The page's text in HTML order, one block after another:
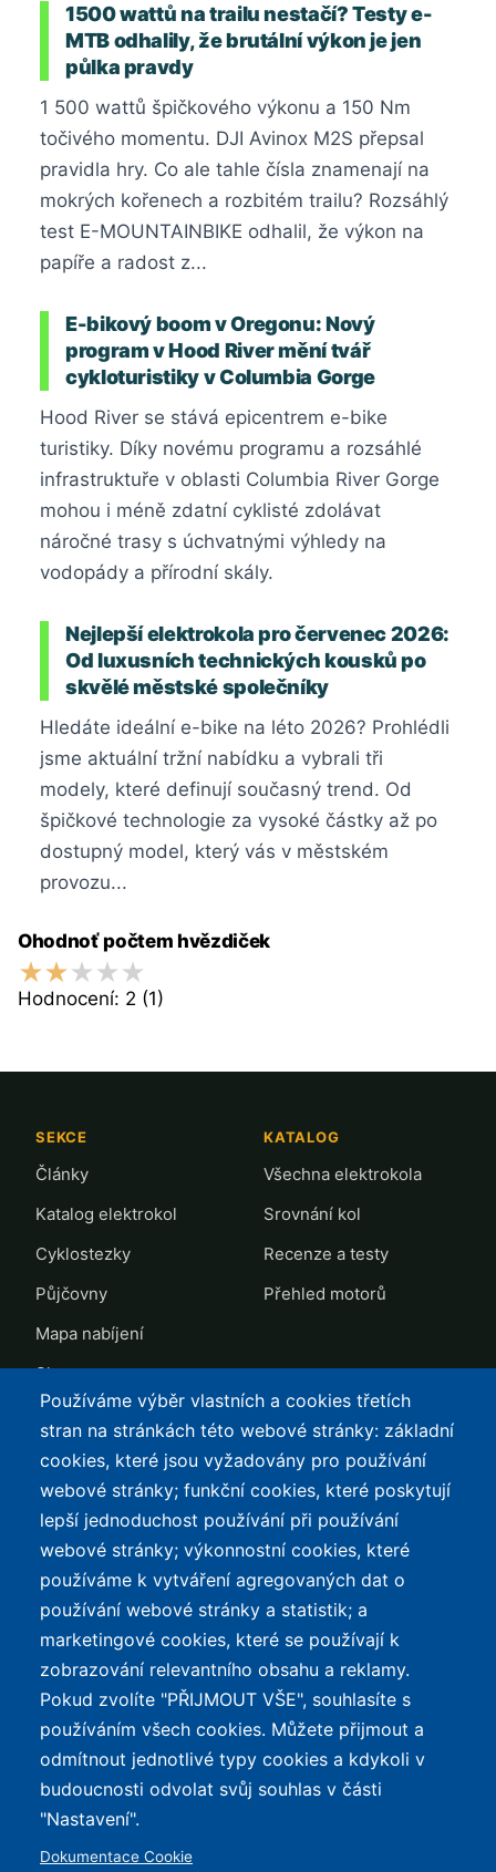
1500 wattů na trailu nestačí? Testy e-
MTB odhalily, že brutální výkon je jen
půlka pravdy
1 500 wattů špičkového výkonu a 150 Nm
točivého momentu. DJI Avinox M2S přepsal
pravidla hry. Co ale tahle čísla znamenají na
mokrých kořenech a rozbitém trailu? Rozsáhlý
test E-MOUNTAINBIKE odhalil, že výkon na
papíře a radost z...
E-bikový boom v Oregonu: Nový
program v Hood River mění tvář
cykloturistiky v Columbia Gorge
Hood River se stává epicentrem e-bike
turistiky. Díky novému programu a rozsáhlé
infrastruktuře v oblasti Columbia River Gorge
mohou i méně zdatní cyklisté zdolávat
náročné trasy s úchvatnými výhledy na
vodopády a přírodní skály.
Nejlepší elektrokola pro červenec 2026:
Od luxusních technických kousků po
skvělé městské společníky
Hledáte ideální e-bike na léto 2026? Prohlédli
jsme aktuální tržní nabídku a vybrali tři
modely, které definují současný trend. Od
špičkové technologie za vysoké částky až po
dostupný model, který vás v městském
provozu...
Ohodnoť počtem hvězdiček
Hodnocení: 2 (1)
SEKCE
Články
Katalog elektrokol
Cyklostezky
Půjčovny
Mapa nabíjení
Slevy
KATALOG
Všechna elektrokola
Srovnání kol
Recenze a testy
Přehled motorů
TOP LISTY Z DAT
Přehled top listů
Nejlehčí elektrokola
Největší dojezd
Nejlevnější s Bosch CX
Největší poklesy cen
Nejlepší poměr
cena/výkon
SERVIS
Kontakt
Podmínky užívání a
ochrana osobních údajů
e-Biker Point
Mapa stránek
O WEBU
Průvodce světem
elektrokol — recenze,
mapa nabíjecích stanic z
Používáme výběr vlastních a cookies třetích
stran na stránkách této webové stránky: základní
cookies, které jsou vyžadovány pro používání
webové stránky; funkční cookies, které poskytují
lepší jednoduchost používání při používání
webové stránky; výkonnostní cookies, které
používáme k vytváření agregovaných dat o
používání webové stránky a statistik; a
marketingové cookies, které se používají k
zobrazování relevantního obsahu a reklamy.
Pokud zvolíte "PŘIJMOUT VŠE", souhlasíte s
používáním všech cookies. Můžete přijmout a
odmítnout jednotlivé typy cookies a kdykoli v
budoucnosti odvolat svůj souhlas v části
"Nastavení".
Dokumentace Cookie
REKLAMA